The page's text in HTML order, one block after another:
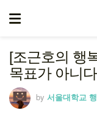
[조근호의 행
목표가 아니다
by 서울대학교